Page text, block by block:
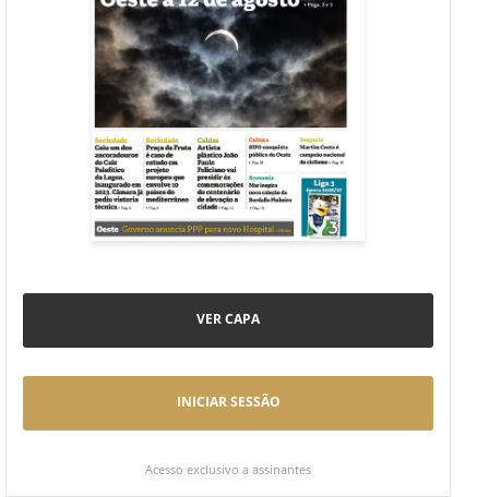
VER CAPA
INICIAR SESSÃO
Acesso exclusivo a assinantes